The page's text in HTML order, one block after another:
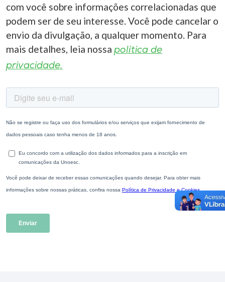
com você sobre informações correlacionadas que
podem ser de seu interesse. Você pode cancelar o
envio da divulgação, a qualquer momento. Para
mais detalhes, leia nossa política de
privacidade.